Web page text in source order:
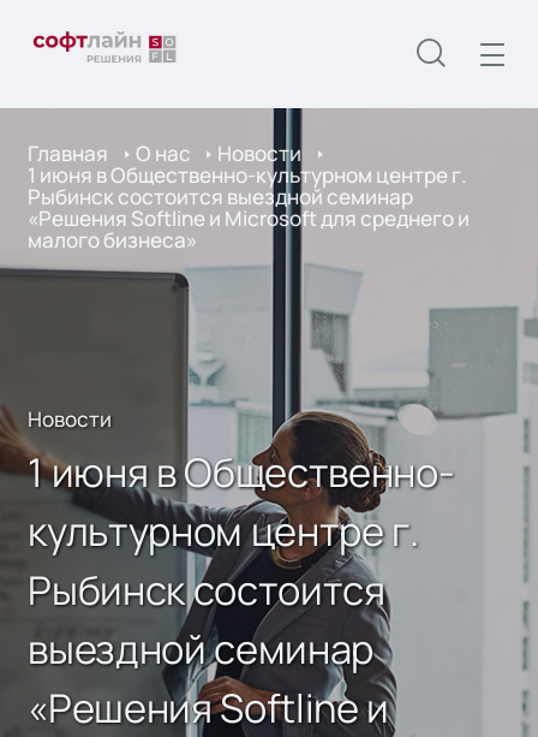
Главная О нас Новости
1 июня в Общественно-культурном центре г.
Рыбинск состоится выездной семинар
«Решения Softline и Microsoft для среднего и
малого бизнеса»
Новости
1 июня в Общественно-
культурном центре г.
Рыбинск состоится
выездной семинар
«Решения Softline и